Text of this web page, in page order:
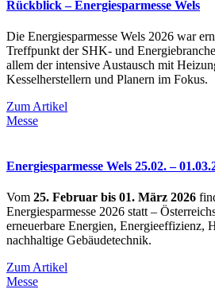
Rückblick – Energiesparmesse Wels
Die Energiesparmesse Wels 2026 war
Treffpunkt der SHK- und
allem der intensive Austausch mit
Kesselherstellern und Planern im Fokus.
Zum Artikel
Messe
Energiesparmesse Wels 25.02. –
Vom 25. Februar bis 01. März 2026
Energiesparmesse 2026 statt –
erneuerbare Energien, Energieeffizienz,
nachhaltige Gebäudetechnik.
Zum Artikel
Messe